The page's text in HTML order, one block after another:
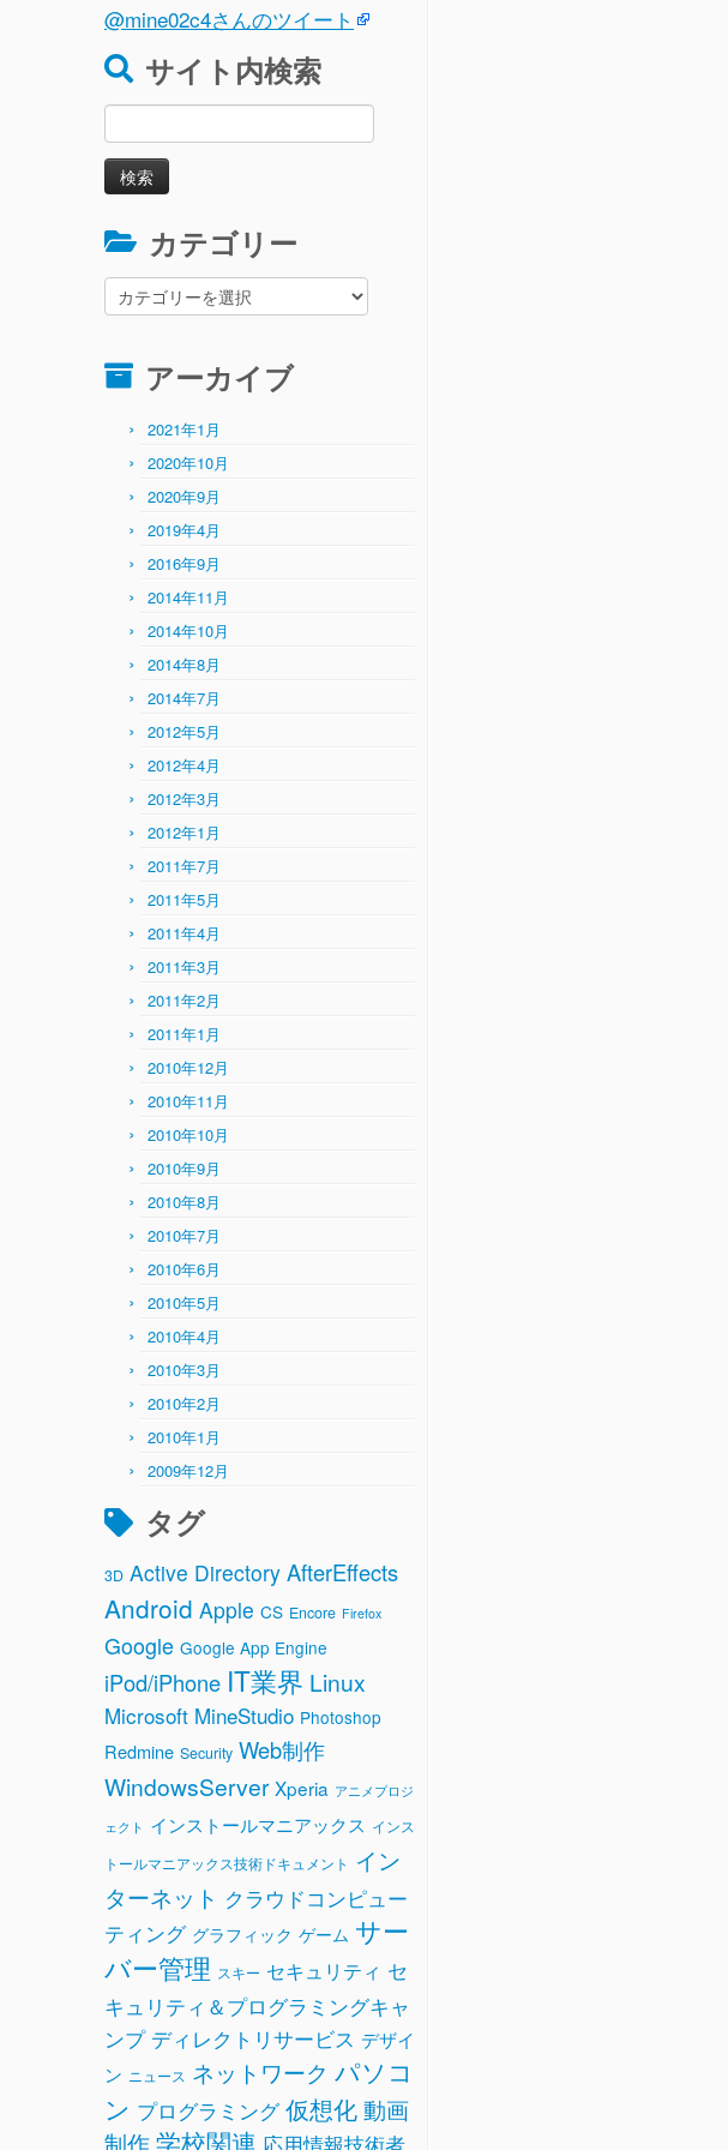
@mine02c4さんのツイート
サイト内検索
索:
カテゴリー
カ
テ
リ
ー
アーカイブ
2021年1月
2020年10月
2020年9月
2019年4月
2016年9月
2014年11月
2014年10月
2014年8月
2014年7月
2012年5月
2012年4月
2012年3月
2012年1月
2011年7月
2011年5月
2011年4月
2011年3月
2011年2月
2011年1月
2010年12月
2010年11月
2010年10月
2010年9月
2010年8月
2010年7月
2010年6月
2010年5月
2010年4月
2010年3月
2010年2月
2010年1月
2009年12月
タグ
3D Active Directory AfterEffects
Android Apple CS Encore Firefox
Google Google App Engine
iPod/iPhone IT業界 Linux
Microsoft MineStudio Photoshop
Redmine Security Web制作
WindowsServer Xperia アニメプロジ
ェクト インストールマニアックス インス
トールマニアックス技術ドキュメント イン
ターネット クラウドコンピュー
ティング グラフィック ゲーム サー
バー管理 スキー セキュリティ セ
キュリティ＆プログラミングキャ
ンプ ディレクトリサービス デザイ
ン ニュース ネットワーク パソコ
ン プログラミング 仮想化動画
制作学校関連 応用情報技術者